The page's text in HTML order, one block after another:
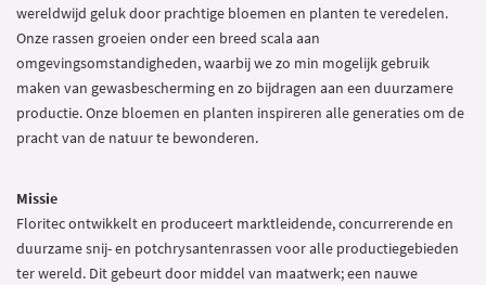
wereldwijd geluk door prachtige bloemen en planten te veredelen.
Onze rassen groeien onder een breed scala aan
omgevingsomstandigheden, waarbij we zo min mogelijk gebruik
maken van gewasbescherming en zo bijdragen aan een duurzamere
productie. Onze bloemen en planten inspireren alle generaties om de
pracht van de natuur te bewonderen.
Missie
Floritec ontwikkelt en produceert marktleidende, concurrerende en
duurzame snij- en potchrysantenrassen voor alle productiegebieden
ter wereld. Dit gebeurt door middel van maatwerk; een nauwe